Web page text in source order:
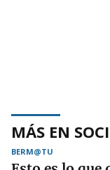
MÁS EN
BERM@TU